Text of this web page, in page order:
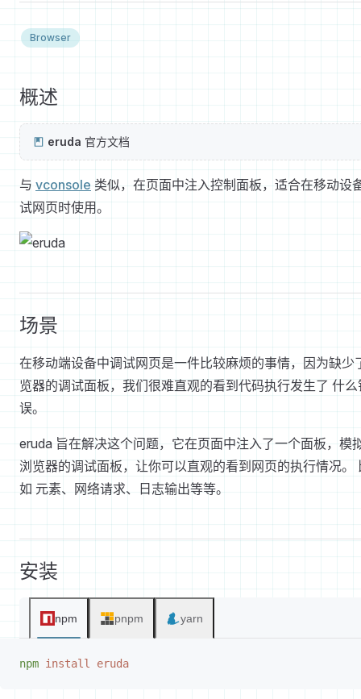
Browser
概述
eruda 官方文档
与 vconsole 类似，在页面中注入控制面板，适合在移动设
试网页时使用。
场景
在移动端设备中调试网页是一件比较麻烦的事情，因为缺少
览器的调试面板，我们很难直观的看到代码执行发生了 什么
误。
eruda 旨在解决这个问题，它在页面中注入了一个面板，模
浏览器的调试面板，让你可以直观的看到网页的执行情况。
如 元素、网络请求、日志输出等等。
安装
npm pnpm yarn
npm install eruda